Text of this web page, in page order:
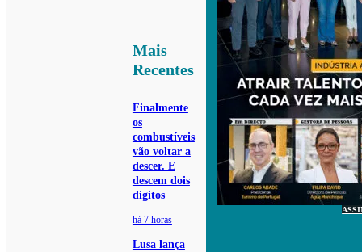
Mais
Recentes
Finalmente
os
combustíveis
vão voltar a
descer. E
descem dois
dígitos
há 7 horas
Lusa lança